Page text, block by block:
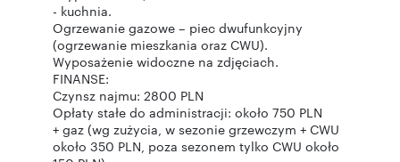
- kuchnia.
Ogrzewanie gazowe – piec dwufunkcyjny
(ogrzewanie mieszkania oraz CWU).
Wyposażenie widoczne na zdjęciach.
FINANSE:
Czynsz najmu: 2800 PLN
Opłaty stałe do administracji: około 750 PLN
+ gaz (wg zużycia, w sezonie grzewczym + CWU
około 350 PLN, poza sezonem tylko CWU około